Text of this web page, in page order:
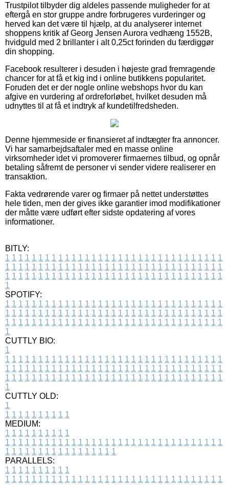
Trustpilot tilbyder dig aldeles passende muligheder for at
eftergå en stor gruppe andre forbrugeres vurderinger og
herved kan det være til hjælp, at du analyserer internet
shoppens kritik af Georg Jensen Aurora vedhæng 1552B,
hvidguld med 2 brillanter i alt 0,25ct forinden du færdiggør
din shopping.
Facebook resulterer i desuden i højeste grad fremragende
chancer for at få et kig ind i online butikkens popularitet.
Foruden det er der nogle online webshops hvor du kan
afgive en vurdering af ordreforløbet, hvilket desuden må
udnyttes til at få et indtryk af kundetilfredsheden.
Denne hjemmeside er finansieret af indtægter fra annoncer.
Vi har samarbejdsaftaler med en masse online
virksomheder idet vi promoverer firmaernes tilbud, og opnår
betaling såfremt de personer vi sender videre realiserer en
transaktion.
Fakta vedrørende varer og firmaer på nettet understøttes
hele tiden, men der gives ikke garantier imod modifikationer
der måtte være udført efter sidste opdatering af vores
informationer.
BITLY:
1 1 1 1 1 1 1 1 1 1 1 1 1 1 1 1 1 1 1 1 1 1 1 1 1 1 1 1 1 1 1 1 1
1 1 1 1 1 1 1 1 1 1 1 1 1 1 1 1 1 1 1 1 1 1 1 1 1 1 1 1 1 1 1 1 1
1 1 1 1 1 1 1 1 1 1 1 1 1 1 1 1 1 1 1 1 1 1 1 1 1 1 1 1 1 1 1 1 1
1
SPOTIFY:
1 1 1 1 1 1 1 1 1 1 1 1 1 1 1 1 1 1 1 1 1 1 1 1 1 1 1 1 1 1 1 1 1
1 1 1 1 1 1 1 1 1 1 1 1 1 1 1 1 1 1 1 1 1 1 1 1 1 1 1 1 1 1 1 1 1
1 1 1 1 1 1 1 1 1 1 1 1 1 1 1 1 1 1 1 1 1 1 1 1 1 1 1 1 1 1 1 1 1
1
CUTTLY BIO:
1
1 1 1 1 1 1 1 1 1 1 1 1 1 1 1 1 1 1 1 1 1 1 1 1 1 1 1 1 1 1 1 1 1
1 1 1 1 1 1 1 1 1 1 1 1 1 1 1 1 1 1 1 1 1 1 1 1 1 1 1 1 1 1 1 1 1
1 1 1 1 1 1 1 1 1 1 1 1 1 1 1 1 1 1 1 1 1 1 1 1 1 1 1 1 1 1 1 1 1
1
CUTTLY OLD:
1
1 1 1 1 1 1 1 1 1 1
MEDIUM:
1 1 1 1 1 1 1 1 1 1
1 1 1 1 1 1 1 1 1 1 1 1 1 1 1 1 1 1 1 1 1 1 1 1 1 1 1 1 1 1 1 1 1
1 1 1 1 1 1 1 1 1 1 1 1 1 1 1 1 1
PARALLELS:
1 1 1 1 1 1 1 1 1 1
1 1 1 1 1 1 1 1 1 1 1 1 1 1 1 1 1 1 1 1 1 1 1 1 1 1 1 1 1 1 1 1 1